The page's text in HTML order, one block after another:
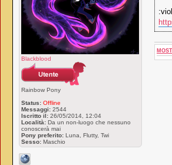
Blackblood
Rainbow Pony
Status: Offline
Messaggi: 2544
Iscritto il: 26/05/2014, 12:04
Località: Da un non-luogo che nessuno
conoscerà mai
Pony preferito: Luna, Flutty, Twi
Sesso: Maschio